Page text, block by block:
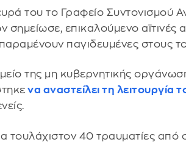
του το Γραφείο Συντονισμού
επικαλούμενο αϊτινές
παγιδευμένες στους
της μη κυβερνητικής
να αναστείλει τη λειτουργία
τουλάχιστον 40 τραυματίες από